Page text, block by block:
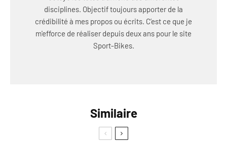
disciplines. Objectif toujours apporter de la
crédibilité à mes propos ou écrits. C’est ce que je
m'efforce de réaliser depuis deux ans pour le site
Sport-Bikes.
Similaire